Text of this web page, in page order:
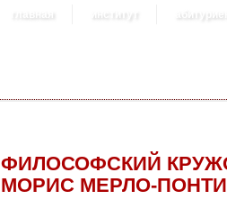
главная институт
ФИЛОСОФСКИЙ
МОРИС МЕРЛО-ПОНТИ